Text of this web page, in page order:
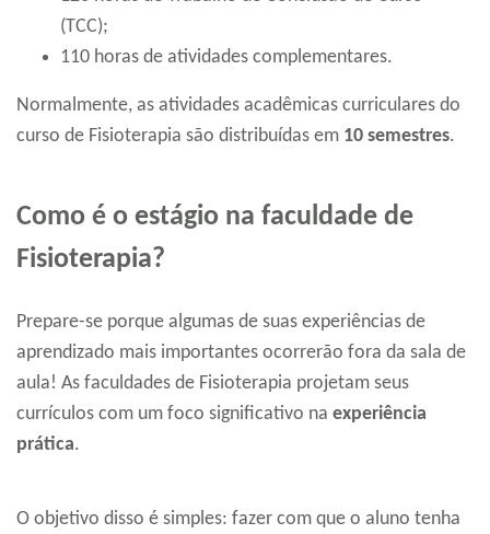
(TCC);
110 horas de atividades complementares.
Normalmente, as atividades acadêmicas curriculares do
curso de Fisioterapia são distribuídas em 10 semestres.
Como é o estágio na faculdade de
Fisioterapia?
Prepare-se porque algumas de suas experiências de
aprendizado mais importantes ocorrerão fora da sala de
aula! As faculdades de Fisioterapia projetam seus
currículos com um foco significativo na experiência
prática.
O objetivo disso é simples: fazer com que o aluno tenha